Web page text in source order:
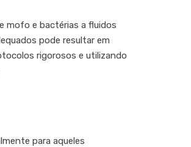
mofo e bactérias a fluidos
pode resultar em
rigorosos e utilizando
para aqueles